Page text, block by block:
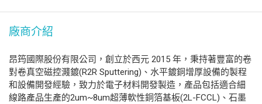
廠商介紹
昂筠國際股份有限公司，創立於西元 2015 年，秉持著豐富的卷
對卷真空磁控濺鍍(R2R Sputtering)、水平鍍銅增厚設備的製程
和設備開發經驗，致力於電子材料開發製造，產品包括適合細
線路產品生產的2um~8um超薄軟性銅箔基板(2L-FCCL)、石墨